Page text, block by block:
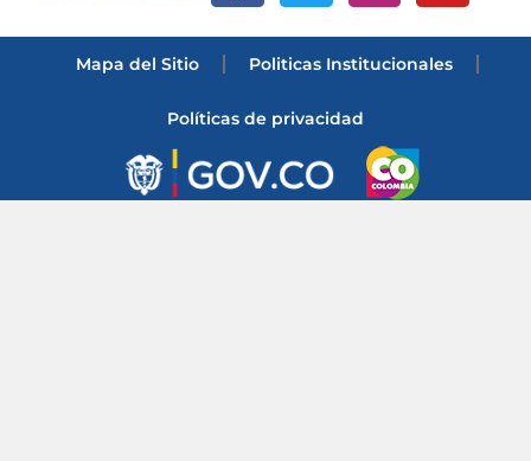
Mapa del Sitio Politicas Institucionales
Políticas de privacidad